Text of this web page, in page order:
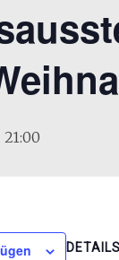
21:00
DETAILS